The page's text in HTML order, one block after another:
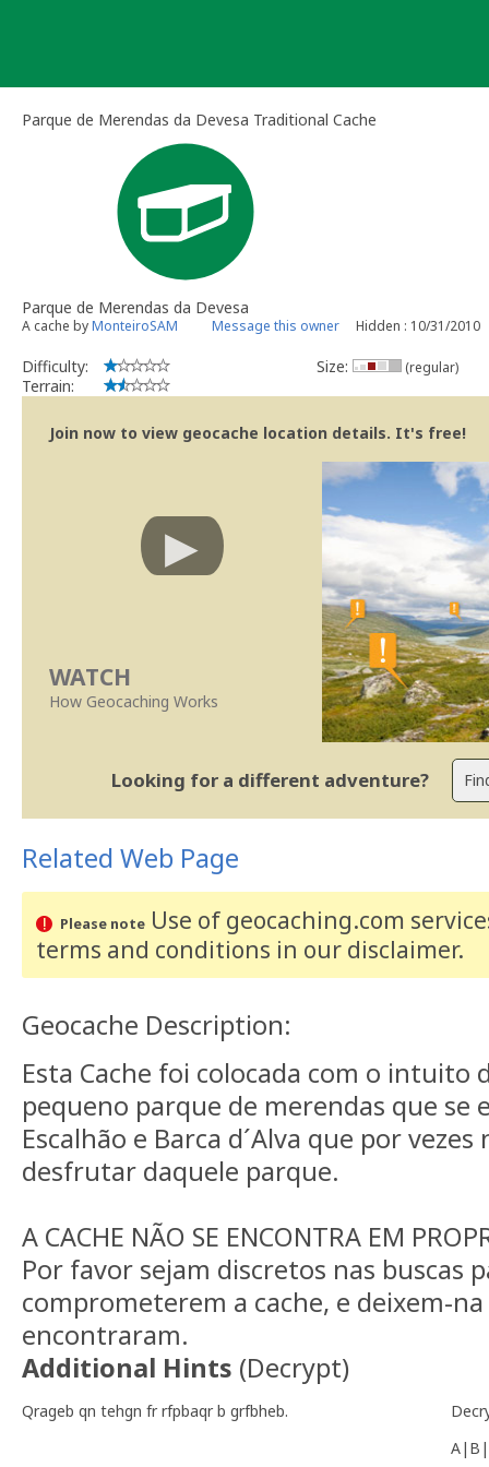
Parque de Merendas da Devesa Traditional Cache
Parque de Merendas da Devesa
A cache byMonteiroSAM Message this owner Hidden : 10/31/2010
Difficulty:
Terrain:
Size: (regular)
Join now to view geocache location details. It's free!
WATCH
How Geocaching Works
Looking for a different adventure?
Related Web Page
Please noteUse of geocaching.com
terms and conditions in our disclaimer.
Geocache Description:
Esta Cache foi colocada com o intuito
pequeno parque de merendas que se
Escalhão e Barca d´Alva que por
desfrutar daquele parque.
A CACHE NÃO SE ENCONTRA EM
Por favor sejam discretos nas buscas
comprometerem a cache, e deixem-
encontraram.
Additional Hints (Decrypt)
Qrageb qn tehgn fr rfpbaqr b grfbheb.